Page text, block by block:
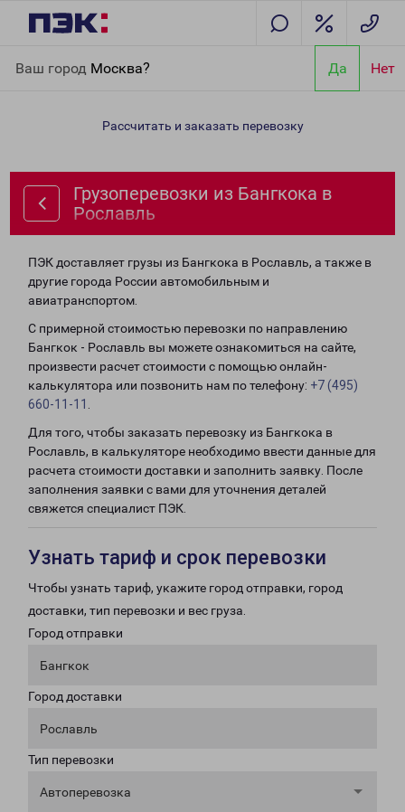
Ваш город Москва? Да Нет
Рославль
Рассчитать и заказать перевозку
Грузоперевозки из Бангкока в
Рославль
ПЭК доставляет грузы из Бангкока в Рославль, а также в
другие города России автомобильным и
авиатранспортом.
С примерной стоимостью перевозки по направлению
Бангкок - Рославль вы можете ознакомиться на сайте,
произвести расчет стоимости с помощью онлайн-
калькулятора или позвонить нам по телефону: +7 (495)
660-11-11
Для того, чтобы заказать перевозку из Бангкока в
Рославль, в калькуляторе необходимо ввести данные для
расчета стоимости доставки и заполнить заявку. После
заполнения заявки с вами для уточнения деталей
свяжется специалист ПЭК.
Узнать тариф и срок перевозки
Чтобы узнать тариф, укажите город отправки, город
доставки, тип перевозки и вес груза.
Город отправки
Бангкок
Город доставки
Рославль
Тип перевозки
Автоперевозка